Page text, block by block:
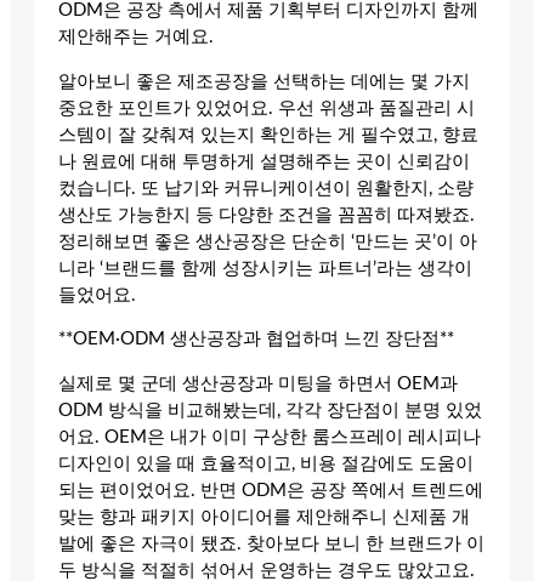
ODM은 공장 측에서 제품 기획부터 디자인까지 함께
제안해주는 거예요.
알아보니 좋은 제조공장을 선택하는 데에는 몇 가지
중요한 포인트가 있었어요. 우선 위생과 품질관리 시
스템이 잘 갖춰져 있는지 확인하는 게 필수였고, 향료
나 원료에 대해 투명하게 설명해주는 곳이 신뢰감이
컸습니다. 또 납기와 커뮤니케이션이 원활한지, 소량
생산도 가능한지 등 다양한 조건을 꼼꼼히 따져봤죠.
정리해보면 좋은 생산공장은 단순히 ‘만드는 곳’이 아
니라 ‘브랜드를 함께 성장시키는 파트너’라는 생각이
들었어요.
**OEM·ODM 생산공장과 협업하며 느낀 장단점**
실제로 몇 군데 생산공장과 미팅을 하면서 OEM과
ODM 방식을 비교해봤는데, 각각 장단점이 분명 있었
어요. OEM은 내가 이미 구상한 룸스프레이 레시피나
디자인이 있을 때 효율적이고, 비용 절감에도 도움이
되는 편이었어요. 반면 ODM은 공장 쪽에서 트렌드에
맞는 향과 패키지 아이디어를 제안해주니 신제품 개
발에 좋은 자극이 됐죠. 찾아보다 보니 한 브랜드가 이
두 방식을 적절히 섞어서 운영하는 경우도 많았고요.